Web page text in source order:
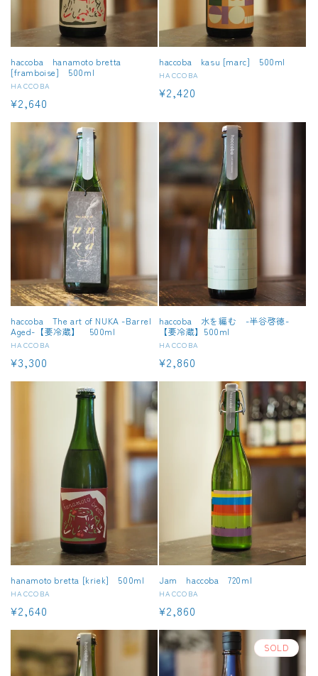
haccoba hanamoto bretta
[framboise] 500ml
販
売
HACCOBA
通
常
価
¥2,640
haccoba kasu [marc] 500ml
販
売
HACCOBA
通
価
格
¥2,420
haccoba The art of NUKA -Barrel
Aged-【要冷蔵】 500ml
販
売
HACCOBA
通
常
¥3,300
haccoba 水を編む -半谷啓徳-
【要冷蔵】500ml
販
売
HACCOBA
通
常
¥2,860
hanamoto bretta [kriek] 500ml
販
売
HACCOBA
通
常
価
格
¥2,640
Jam haccoba 720ml
販
売
HACCOBA
通
常
価
格
¥2,860
SOLD